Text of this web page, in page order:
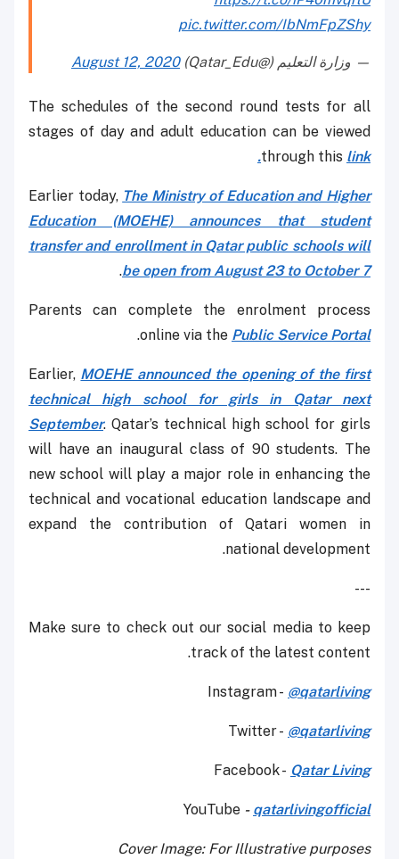
pic.twitter.com/IbNmFpZShy
— وزارة التعليم (@Qatar_Edu) August 12, 2020
The schedules of the second round tests for all
stages of day and adult education can be viewed
through this link.
Earlier today, The Ministry of Education and Higher
Education (MOEHE) announces that student
transfer and enrollment in Qatar public schools will
be open from August 23 to October 7
.
Parents can complete the enrolment process
online via the Public Service Portal
.
Earlier, MOEHE announced the opening of the first
technical high school for girls in Qatar next
September. Qatar’s technical high school for girls
will have an inaugural class of 90 students. The
new school will play a major role in enhancing the
technical and vocational education landscape and
expand the contribution of Qatari women in
national development.
---
Make sure to check out our social media to keep
track of the latest content.
Instagram - @qatarliving
Twitter - @qatarliving
Facebook - Qatar Living
YouTube - qatarlivingofficial
Cover Image: For Illustrative purposes